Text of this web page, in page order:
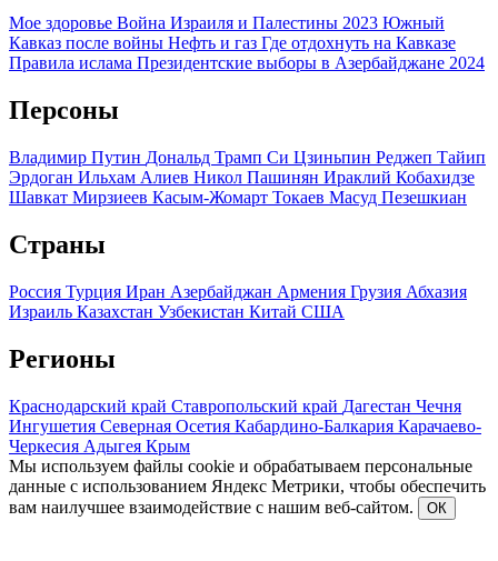
Мое здоровье Война Израиля и Палестины 2023 Южный
Кавказ после войны Нефть и газ Где отдохнуть на Кавказе
Правила ислама Президентские выборы в Азербайджане 2024
Персоны
Владимир Путин Дональд Трамп Си Цзиньпин Реджеп Тайип
Эрдоган Ильхам Алиев Никол Пашинян Ираклий Кобахидзе
Шавкат Мирзиеев Касым-Жомарт Токаев Масуд Пезешкиан
Страны
Россия Турция Иран Азербайджан Армения Грузия Абхазия
Израиль Казахстан Узбекистан Китай США
Регионы
Краснодарский край Ставропольский край Дагестан Чечня
Ингушетия Северная Осетия Кабардино-Балкария Карачаево-
Черкесия Адыгея Крым
Мы используем файлы cookie и обрабатываем персональные
данные с использованием Яндекс Метрики, чтобы обеспечить
вам наилучшее взаимодействие с нашим веб-сайтом.
ОК